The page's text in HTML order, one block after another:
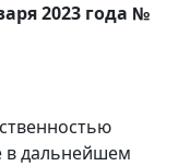
2023 года №
в дальнейшем